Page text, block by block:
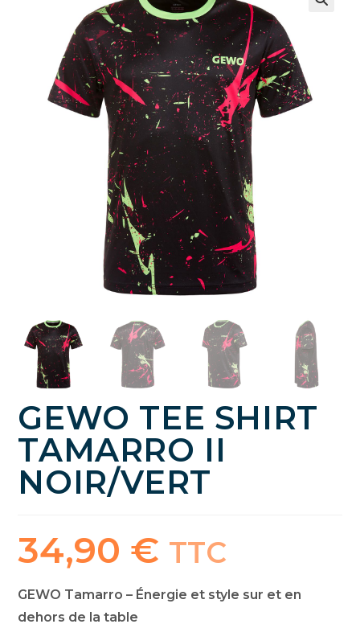
GEWO TEE SHIRT
TAMARRO II
NOIR/VERT
34,90 € TTC
GEWO Tamarro – Énergie et style sur et en
dehors de la table